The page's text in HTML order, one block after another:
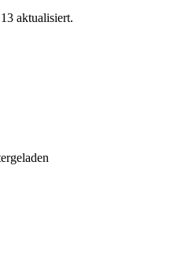
aktualisiert.